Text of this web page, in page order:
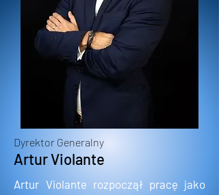
Dyrektor Generalny
Artur Violante
Artur Violante rozpoczął pracę jako